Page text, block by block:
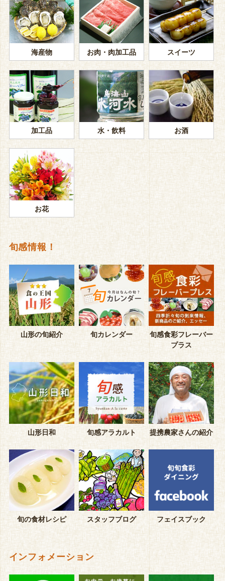
海産物 お肉・肉加工品 スイーツ
加工品 水・飲料 お酒
お花
旬感情報！
山形の旬紹介 旬カレンダー
旬感食彩フレーバー
プラス
山形日和 旬感アラカルト 提携農家さんの紹介
旬の食材レシピ スタッフブログ フェイスブック
インフォメーション